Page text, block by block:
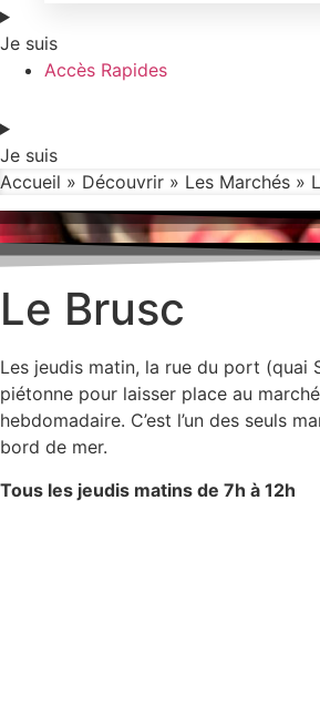
Je suis
Accès Rapides
Je suis
Accueil » Découvrir » Les Marchés »
Le Brusc
Les jeudis matin, la rue du port (quai
piétonne pour laisser place au
hebdomadaire. C’est l’un des seuls
bord de mer.
Tous les jeudis matins de 7h à 12h